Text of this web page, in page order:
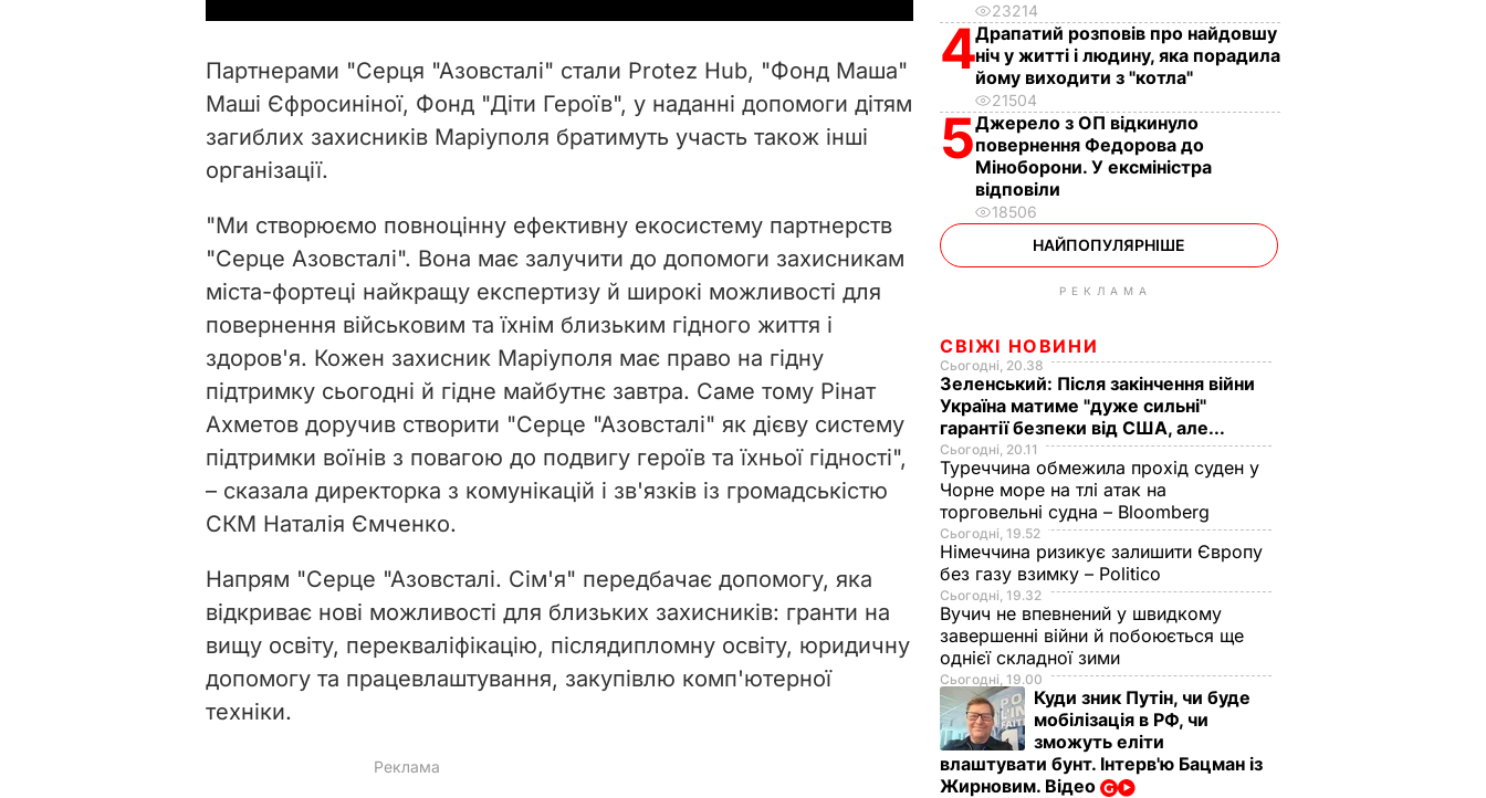
i
d
o
Партнерами "Серця "Азовсталі" стали Protez Hub, "Фонд Маша"
Маші Єфросиніної, Фонд "Діти Героїв", у наданні допомоги дітям
загиблих захисників Маріуполя братимуть участь також інші
організації.
"Ми створюємо повноцінну ефективну екосистему партнерств
"Серце Азовсталі". Вона має залучити до допомоги захисникам
міста-фортеці найкращу експертизу й широкі можливості для
повернення військовим та їхнім близьким гідного життя і
здоров'я. Кожен захисник Маріуполя має право на гідну
підтримку сьогодні й гідне майбутнє завтра. Саме тому Рінат
Ахметов доручив створити "Серце "Азовсталі" як дієву систему
підтримки воїнів з повагою до подвигу героїв та їхньої гідності",
– сказала директорка з комунікацій і зв'язків із громадськістю
СКМ Наталія Ємченко.
Напрям "Серце "Азовсталі. Сім'я" передбачає допомогу, яка
відкриває нові можливості для близьких захисників: гранти на
вищу освіту, перекваліфікацію, післядипломну освіту, юридичну
допомогу та працевлаштування, закупівлю комп'ютерної
техніки.
23214
4Драпатий розповів про найдовшу
ніч у житті і людину, яка порадила
йому виходити з "котла"
21504
5Джерело з ОП відкинуло
повернення Федорова до
Міноборони. У ексміністра
відповіли
18506
НАЙПОПУЛЯРНІШЕ
РЕКЛАМА
СВІЖІ НОВИНИ
Сьогодні, 20.38
Зеленський: Після закінчення війни
Україна матиме "дуже сильні"
гарантії безпеки від США, але...
Сьогодні, 20.11
Туреччина обмежила прохід суден у
Чорне море на тлі атак на
торговельні судна – Bloomberg
Сьогодні, 19.52
Німеччина ризикує залишити Європу
без газу взимку – Politico
Сьогодні, 19.32
Вучич не впевнений у швидкому
завершенні війни й побоюється ще
однієї складної зими
Сьогодні, 19.00
Куди зник Путін, чи буде
мобілізація в РФ, чи
зможуть еліти
влаштувати бунт. Інтерв'ю Бацман із
Жирновим. Відео